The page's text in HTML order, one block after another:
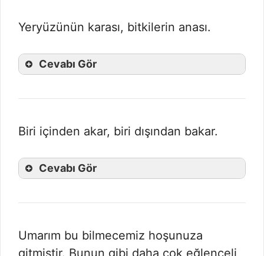
Yeryüzünün karası, bitkilerin anası.
Cevabı Gör
Biri içinden akar, biri dışından bakar.
Cevabı Gör
Umarım bu bilmecemiz hoşunuza
gitmiştir. Bunun gibi daha çok eğlenceli